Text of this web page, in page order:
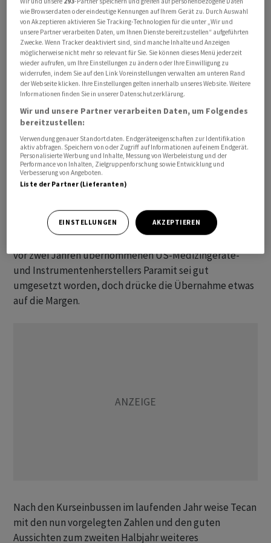
war mit einem Kurs bei 412 Franken in das Jahr 2023
gestartet und fiel bis Ende Juni auf ein Jahrestief von
knapp 315 Franken zurück. Seither geht es wieder nach
oben.
Tecan habe das saisonal schwächere erste Halbjahr mit
einem Umsatzrückgang in Lokalwährungen von gut 7
Prozent im Rahmen der Erwartungen abgeschlossen,
heisst es in der Einschätzung der ZKB. Positiv sei zu
sehen, dass Tecan die Konsenserwartungen erreicht
habe und die Guidance bestätigen könne. Am Markt sei
teilweise eine Gewinnwarnung befürchtet worden.
Der Laborausrüster habe in der ersten Jahreshälfte eine
den Erwartungen entsprechende Geschäftsentwicklung
vor zwei Jahren übernommenen US-Medizingeräte-
und Instrumentenherstellers Paramit sei gut
umgesetzt worden, doch drücke die Übernahme etwas
auf die Margen.
Nach den Kurseinbussen im laufenden Jahr weise Tecan
mit den nun vorgelegten Zahlen und den guten
Aussichten zum zweiten Halbjahr weiteres
wie Browserdaten oder eindeutige Kennungen auf Ihrem Gerät zu. Durch Auswahl
von Akzeptieren aktivieren Sie Tracking-Technologien für die unter „Wir und
unsere Partner verarbeiten Daten, um Ihnen Dienste bereitzustellen“ aufgeführten
Zwecke. Wenn Tracker deaktiviert sind, sind manche Inhalte und Anzeigen
möglicherweise nicht mehr so relevant für Sie. Sie können dieses Menü jederzeit
wieder aufrufen, um Ihre Einstellungen zu ändern oder Ihre Einwilligung zu
widerrufen, indem Sie auf den Link Voreinstellungen verwalten am unteren Rand
der Webseite klicken. Ihre Einstellungen gelten innerhalb unseres Website. Weitere
Informationen finden Sie in unserer Datenschutzerklärung.
Wir und unsere Partner verarbeiten Daten, um Folgendes
bereitzustellen:
Verwendung genauer Standortdaten. Endgeräteeigenschaften zur Identifikation
aktiv abfragen. Speichern von oder Zugriff auf Informationen auf einem Endgerät.
Personalisierte Werbung und Inhalte, Messung von Werbeleistung und der
Performance von Inhalten, Zielgruppenforschung sowie Entwicklung und
Verbesserung von Angeboten.
Liste der Partner (Lieferanten)
EINSTELLUNGEN AKZEPTIEREN